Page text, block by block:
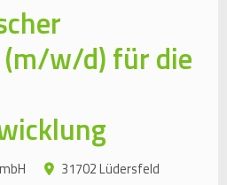
w/d) für die
31702 Lüdersfeld